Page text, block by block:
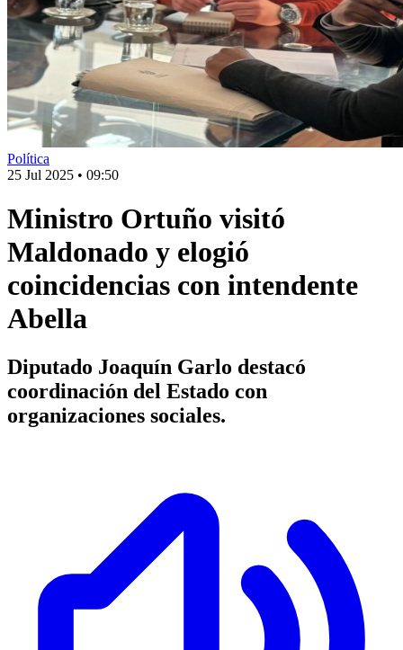
Política
25 Jul 2025 • 09:50
Ministro Ortuño visitó
Maldonado y elogió
coincidencias con intendente
Abella
Diputado Joaquín Garlo destacó
coordinación del Estado con
organizaciones sociales.